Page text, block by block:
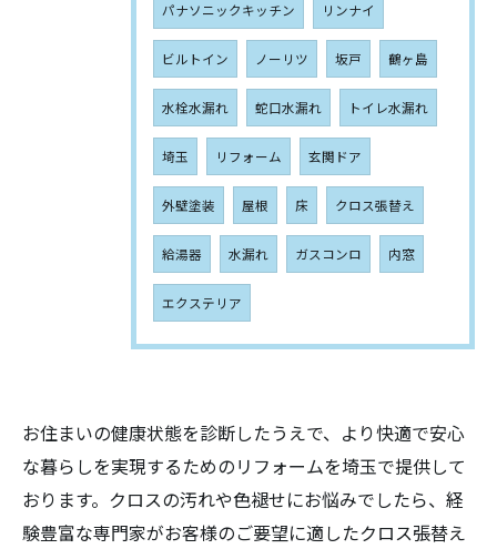
パナソニックキッチン リンナイ
ビルトイン ノーリツ 坂戸 鶴ヶ島
水栓水漏れ 蛇口水漏れ トイレ水漏れ
埼玉 リフォーム 玄関ドア
外壁塗装 屋根 床 クロス張替え
給湯器 水漏れ ガスコンロ 内窓
エクステリア
お住まいの健康状態を診断したうえで、より快適で安心
な暮らしを実現するためのリフォームを埼玉で提供して
おります。クロスの汚れや色褪せにお悩みでしたら、経
験豊富な専門家がお客様のご要望に適したクロス張替え
お問い合わせはこちら